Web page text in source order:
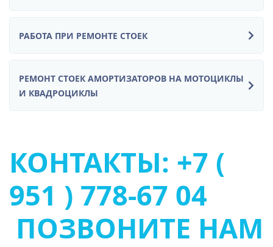
РАБОТА ПРИ РЕМОНТЕ СТОЕК
РЕМОНТ СТОЕК АМОРТИЗАТОРОВ НА МОТОЦИКЛЫ
И КВАДРОЦИКЛЫ
КОНТАКТЫ: +7 (
951 ) 778-67 04
ПОЗВОНИТЕ НАМ